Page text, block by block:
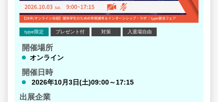
だからこそ先輩方は、講義形式ではなく、
社員の方と直接コミュニケーションが取れる「質の高い体
験機会」として
＜イベントの魅力＞
1）自分ではなかなか会えない人気企業約10社の話を1日で
聞ける
type限定 プレゼント付 対策 入退場自由
開催場所
オンライン
開催日時
2026年10月3日(土)09:00～17:15
出展企業